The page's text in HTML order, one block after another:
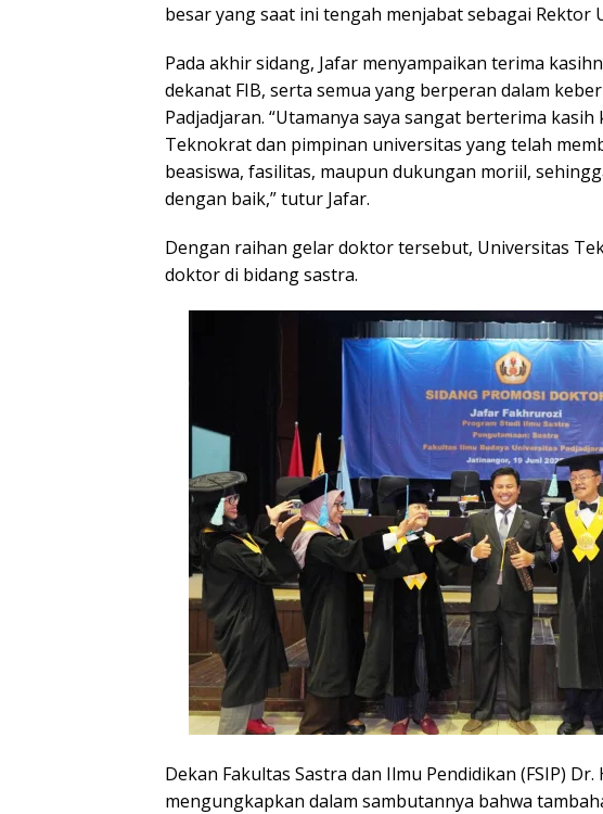
besar yang saat ini tengah menjabat sebagai Rektor
Pada akhir sidang, Jafar menyampaikan terima
dekanat FIB, serta semua yang berperan dalam
Padjadjaran. “Utamanya saya sangat berterima kasih
Teknokrat dan pimpinan universitas yang telah
beasiswa, fasilitas, maupun dukungan moriil,
dengan baik,” tutur Jafar.
Dengan raihan gelar doktor tersebut, Universitas
doktor di bidang sastra.
Dekan Fakultas Sastra dan Ilmu Pendidikan (FSIP) Dr.
mengungkapkan dalam sambutannya bahwa